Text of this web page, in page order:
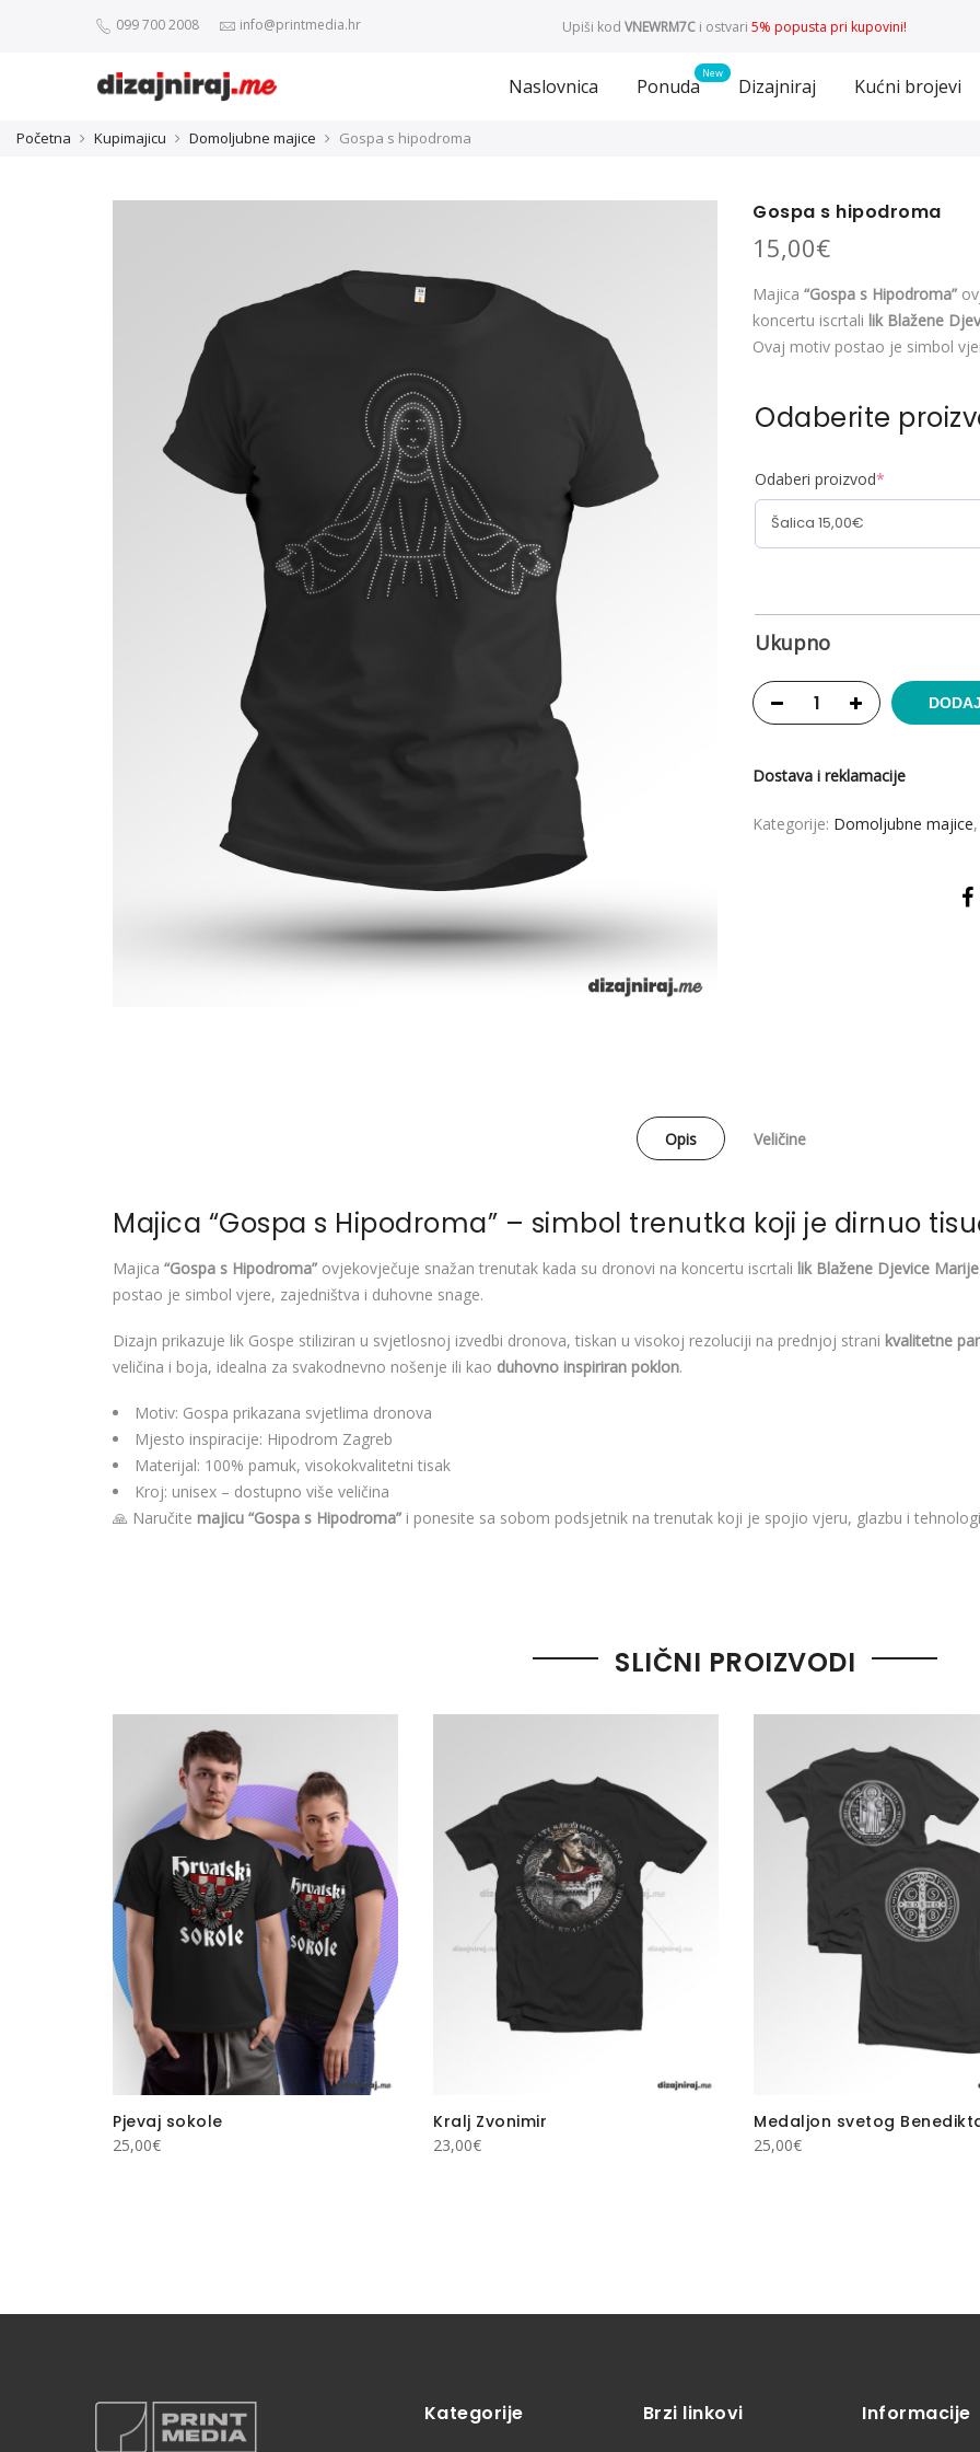
099 700 2008 info@printmedia.hr Upiši kodVNEWRM7C i ostvari5% popusta pri kupovini!
Naslovnica Ponuda Dizajniraj Kućni brojevi
Početna Kupimajicu Domoljubne majice Gospa s hipodroma
Gospa s hipodroma
15,00€
Majica “Gospa s Hipodroma”
koncertu iscrtali lik Blažene
Ovaj motiv postao je simbol
Odaberite
Odaberi proizvod*
Ukupno
Dostava i reklamacije
Kategorije: Domoljubne majice
Opis Veličine
Majica “Gospa s Hipodroma” – simbol trenutka koji je dirnuo
Majica “Gospa s Hipodroma” ovjekovječuje snažan trenutak kada su dronovi na koncertu iscrtali lik Blažene Djevice
postao je simbol vjere, zajedništva i duhovne snage.
Dizajn prikazuje lik Gospe stiliziran u svjetlosnoj izvedbi dronova, tiskan u visokoj rezoluciji na prednjoj strani kvalitetne
veličina i boja, idealna za svakodnevno nošenje ili kao duhovno inspiriran poklon.
Motiv: Gospa prikazana svjetlima dronova
Mjesto inspiracije: Hipodrom Zagreb
Materijal: 100% pamuk, visokokvalitetni tisak
Kroj: unisex – dostupno više veličina
🙏 Naručite majicu “Gospa s Hipodroma” i ponesite sa sobom podsjetnik na trenutak koji je spojio vjeru, glazbu i
SLIČNI PROIZVODI
Pjevaj sokole
25,00€
Kralj Zvonimir
23,00€
Medaljon svetog
25,00€
Kategorije Brzi linkovi Informacije